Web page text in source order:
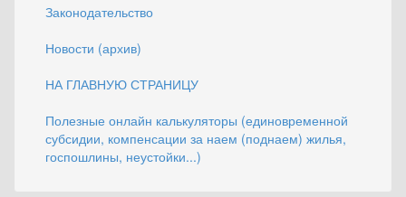
Законодательство
Новости (архив)
НА ГЛАВНУЮ СТРАНИЦУ
Полезные онлайн калькуляторы (единовременной
субсидии, компенсации за наем (поднаем) жилья,
госпошлины, неустойки...)